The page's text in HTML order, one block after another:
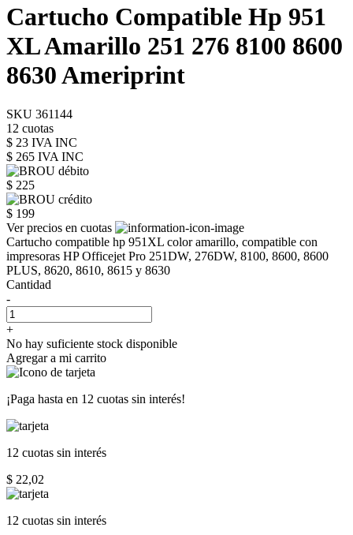
Cartucho Compatible Hp 951
XL Amarillo 251 276 8100 8600
8630 Ameriprint
SKU 361144
12 cuotas
$ 23 IVA INC
$ 265 IVA INC
$ 225
$ 199
Ver precios en cuotas
Cartucho compatible hp 951XL color amarillo, compatible con
impresoras HP Officejet Pro 251DW, 276DW, 8100, 8600, 8600
PLUS, 8620, 8610, 8615 y 8630
Cantidad
-
+
No hay suficiente stock disponible
Agregar a mi carrito
¡Paga hasta en 12 cuotas sin interés!
12 cuotas sin interés
$ 22,02
12 cuotas sin interés